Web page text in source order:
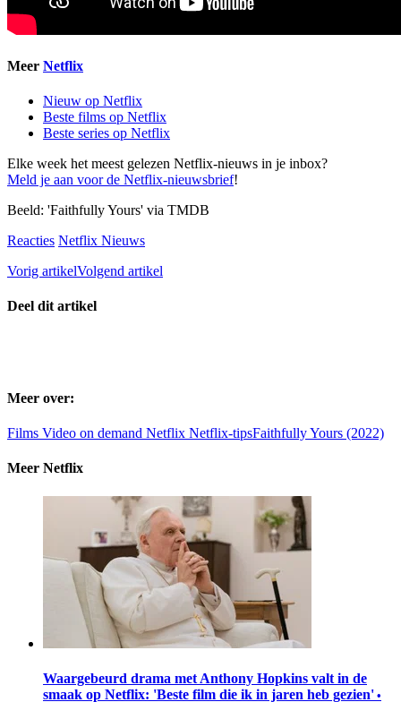
Meer Netflix
Nieuw op Netflix
Beste films op Netflix
Beste series op Netflix
Elke week het meest gelezen Netflix-nieuws in je inbox?
Meld je aan voor de Netflix-nieuwsbrief!
Beeld: 'Faithfully Yours' via TMDB
Reacties Netflix Nieuws
Vorig artikelVolgend artikel
Deel dit artikel
Meer over:
Films Video on demand Netflix Netflix-tipsFaithfully Yours (2022)
Meer Netflix
Waargebeurd drama met Anthony Hopkins valt in de
smaak op Netflix: 'Beste film die ik in jaren heb gezien' •